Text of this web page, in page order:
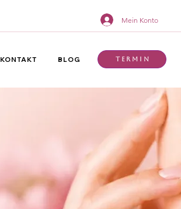
Mein Konto
KONTAKT BLOG Termin